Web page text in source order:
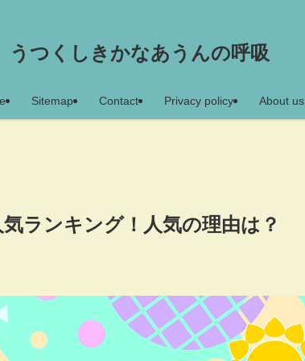
うつくしきかなあうんの呼吸
Sitemap Contact Privacy policy About us
ランキング！人気の理由は？